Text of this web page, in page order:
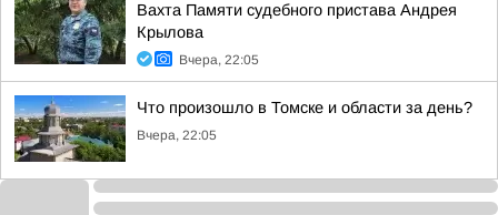
Вахта Памяти судебного пристава Андрея
Крылова
Вчера, 22:05
Что произошло в Томске и области за день?
Вчера, 22:05